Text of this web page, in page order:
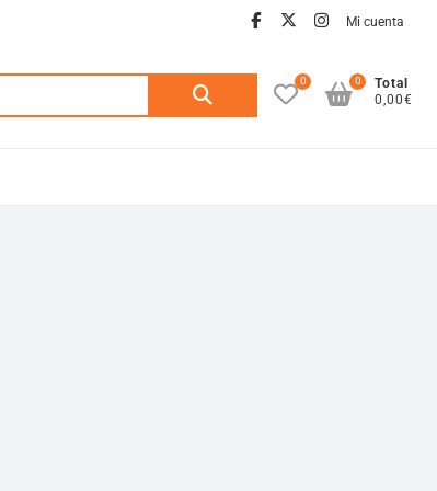
facebook
twitter
instagram
Mi cuenta
Buscar
0
Total
0,00€
0